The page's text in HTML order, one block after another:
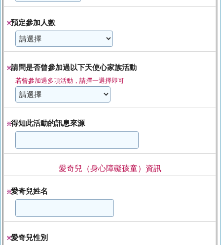
※預定參加人數
※請問是否曾參加過以下天使心家族活動
若曾參加過多項活動，請擇一選擇即可
※得知此活動的訊息來源
愛奇兒（身心障礙孩童）資訊
※愛奇兒姓名
※愛奇兒性別